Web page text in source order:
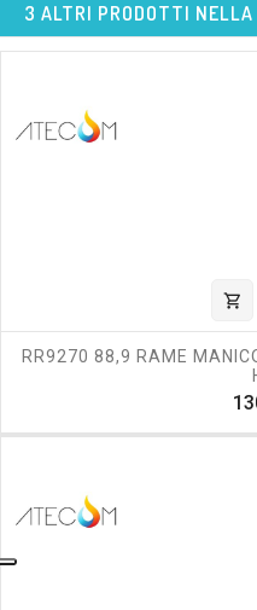
3 ALTRI PRODOTTI
shopping_cart
RR9270 88,9 RAME